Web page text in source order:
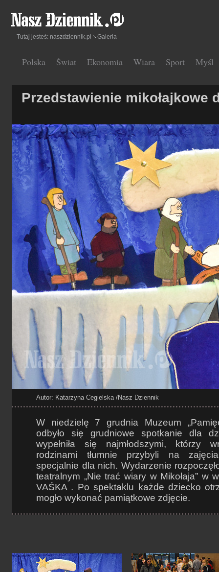
Polska Świat Ekonomia Wiara Sport Myśl
Tutaj jesteś: naszdziennik.pl Galeria
Przedstawienie mikołajkowe
Autor: Katarzyna Cegielska /Nasz Dziennik
W niedzielę 7 grudnia Muzeum
odbyło się grudniowe spotkanie dla
wypełniła się najmłodszymi, którzy
rodzinami tłumnie przybyli na
specjalnie dla nich. Wydarzenie
teatralnym „Nie trać wiary w Mikołaja” w
VAŚKA . Po spektaklu każde dziecko
mogło wykonać pamiątkowe zdjęcie.